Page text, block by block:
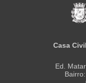
Casa
Ed.